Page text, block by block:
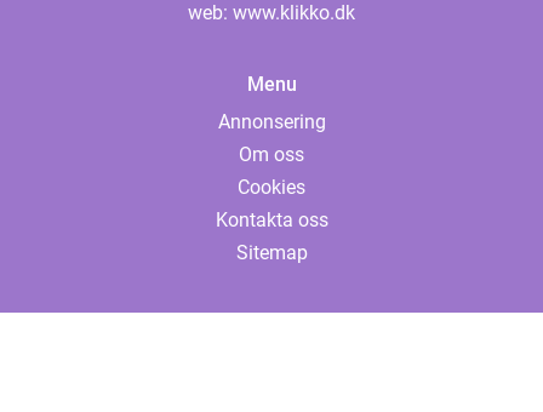
web: www.klikko.dk
Menu
Annonsering
Om oss
Cookies
Kontakta oss
Sitemap